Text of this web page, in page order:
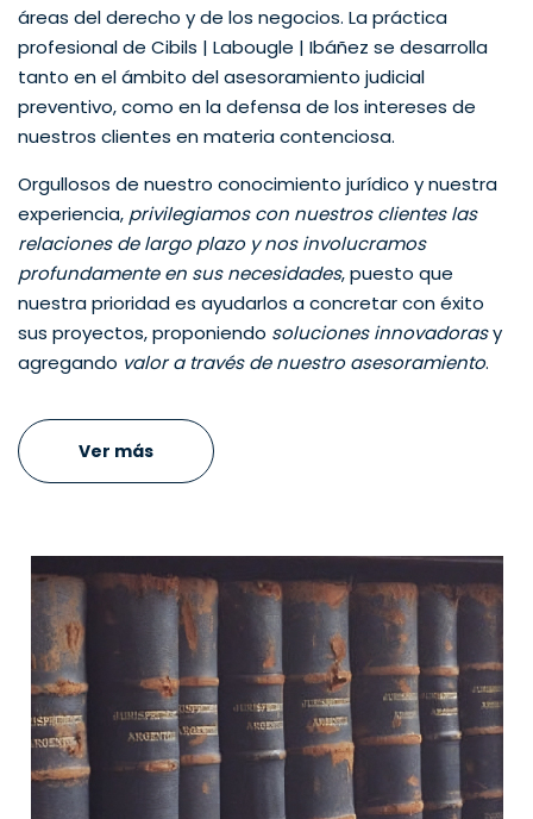
áreas del derecho y de los negocios. La práctica
profesional de Cibils | Labougle | Ibáñez se desarrolla
tanto en el ámbito del asesoramiento judicial
preventivo, como en la defensa de los intereses de
nuestros clientes en materia contenciosa.
Orgullosos de nuestro conocimiento jurídico y nuestra
experiencia, privilegiamos con nuestros clientes las
relaciones de largo plazo y nos involucramos
profundamente en sus necesidades, puesto que
nuestra prioridad es ayudarlos a concretar con éxito
sus proyectos, proponiendo soluciones innovadorasy
agregando valor a través de nuestro asesoramiento.
Ver más